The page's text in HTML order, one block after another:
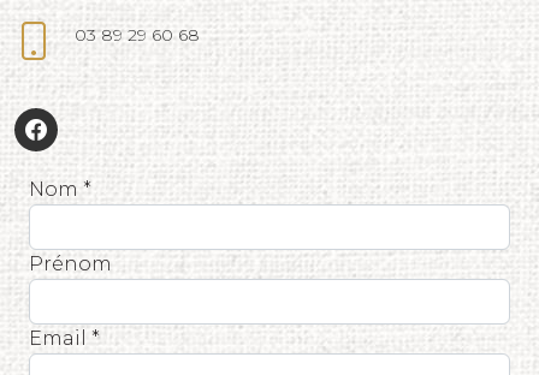
03 89 29 60 68
Nom *
Prénom
Email *